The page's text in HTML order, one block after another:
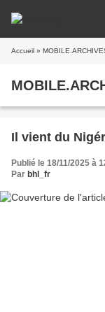
Accueil »
Il vient du
Publié le 18/11/2025 à
Par bhl_fr